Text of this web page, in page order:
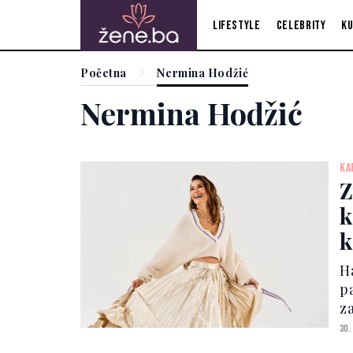
Lifestyle Celebrity
Početna Nermina Hodžić
Nermina Hodžić
30.